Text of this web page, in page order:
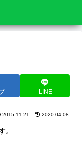
LINE
2015.11.21 2020.04.08
。